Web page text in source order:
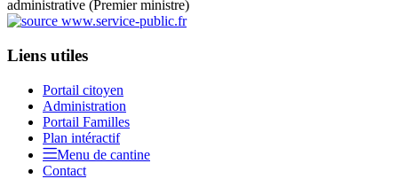
administrative (Premier ministre)
Liens utiles
Portail citoyen
Administration
Portail Familles
Plan intéractif
Menu de cantine
Contact